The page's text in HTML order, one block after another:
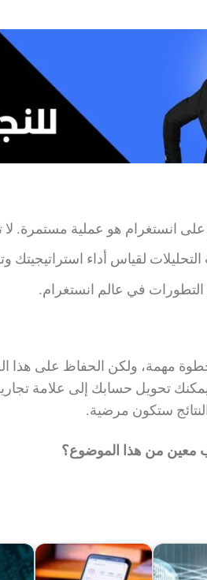
على انستغرام هو عملية مستمرة.
لقياس أداء استراتيجيتك
التطورات في عالم انستغرام.
متابع هو خطوة مهمة، ولكن الحفاظ
يمكنك تحويل حسابك إلى علامة
ستكون مرضية.
معين من هذا الموضوع؟